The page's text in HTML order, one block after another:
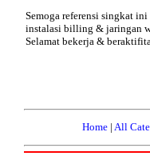
Semoga referensi singkat
instalasi billing & jaringan
Selamat bekerja &
Home | All